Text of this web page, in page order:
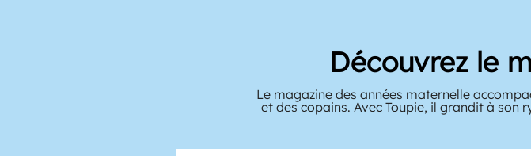
Découvrez le
Le magazine des années maternelle
et des copains. Avec Toupie, il grandit à